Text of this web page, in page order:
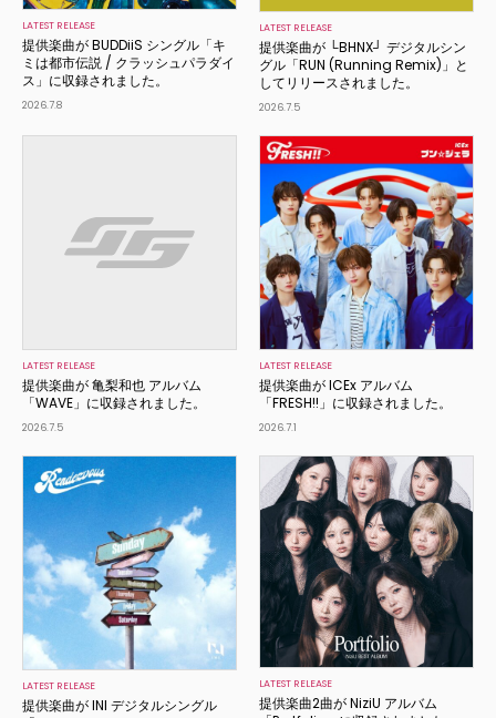
LATEST RELEASE
提供楽曲が BUDDiiS シングル「キ
ミは都市伝説 / クラッシュパラダイ
ス」に収録されました。
2026.7.8
LATEST RELEASE
提供楽曲が └BHNX┘ デジタルシン
グル「RUN (Running Remix)」と
してリリースされました。
2026.7.5
LATEST RELEASE
提供楽曲が 亀梨和也 アルバム
「WAVE」に収録されました。
2026.7.5
LATEST RELEASE
提供楽曲が ICEx アルバム
「FRESH!!」に収録されました。
2026.7.1
LATEST RELEASE
提供楽曲が INI デジタルシングル
LATEST RELEASE
提供楽曲2曲が NiziU アルバム